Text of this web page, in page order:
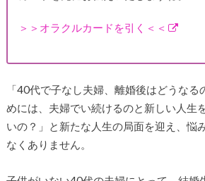
＞＞オラクルカードを引く＜＜
「40代で子なし夫婦、離婚後はどうなる
めには、夫婦でい続けるのと新しい人生
いの？」と新たな人生の局面を迎え、悩
なくありません。